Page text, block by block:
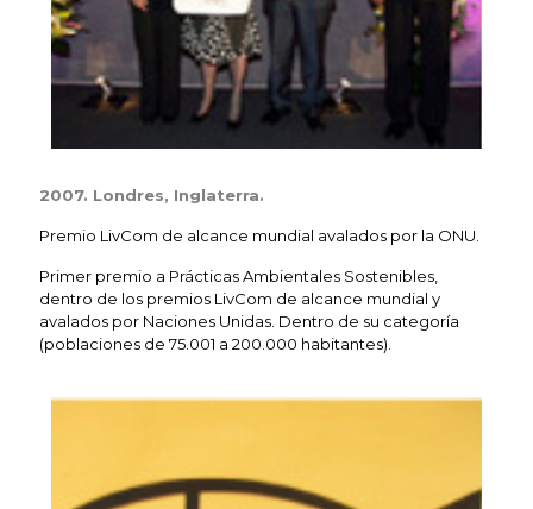
2007. Londres, Inglaterra.
Premio LivCom de alcance mundial avalados por la ONU.
Primer premio a Prácticas Ambientales Sostenibles,
dentro de los premios LivCom de alcance mundial y
avalados por Naciones Unidas. Dentro de su categoría
(poblaciones de 75.001 a 200.000 habitantes).